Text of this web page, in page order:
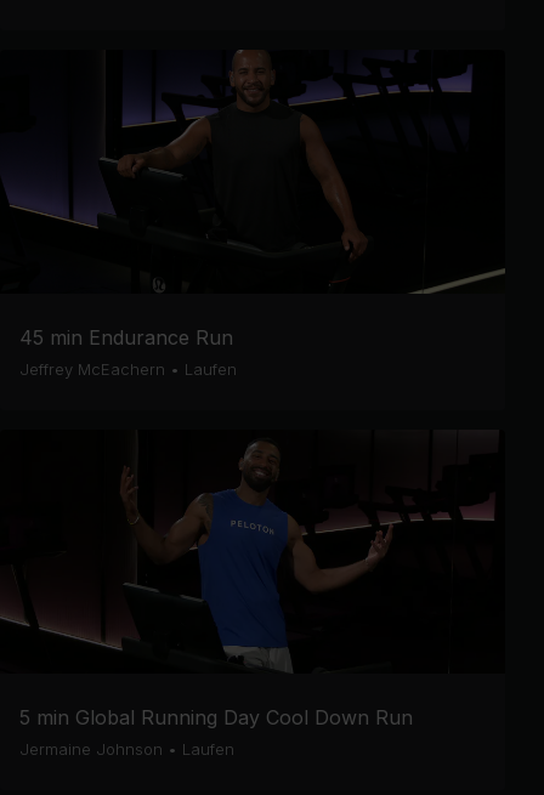
45 min Endurance Run
Jeffrey McEachern • Laufen
5 min Global Running Day Cool Down Run
Jermaine Johnson • Laufen